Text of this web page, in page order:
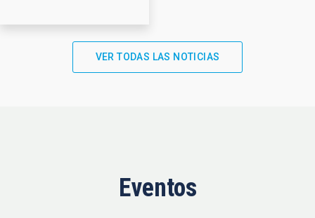
VER TODAS LAS NOTICIAS
Eventos